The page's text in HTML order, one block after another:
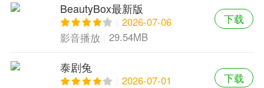
BeautyBox最新版
2026-07-06
影音播放
29.54MB
下载
泰剧兔
2026-07-01
下载